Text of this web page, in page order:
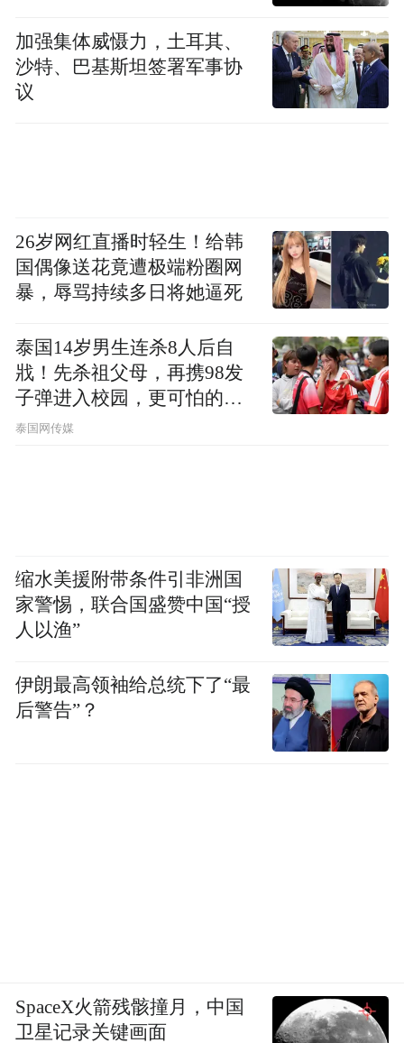
，并尽量准确描述所处位置或利用手机信
号、共享位置功能协助定位 ，保持通讯畅
通，在原地等待救援。
Notice: The content above (including the videos,
pictures and audios if any) is uploaded and posted
by the user of Dafeng Hao, which is a social media
platform and merely provides information storage
加强集体威慑力，土耳其、
沙特、巴基斯坦签署军事协
议
26岁网红直播时轻生！给韩
国偶像送花竟遭极端粉圈网
暴，辱骂持续多日将她逼死
泰国14岁男生连杀8人后自
戕！先杀祖父母，再携98发
子弹进入校园，更可怕的细
节公布了
泰国网传媒
缩水美援附带条件引非洲国
家警惕，联合国盛赞中国“授
人以渔”
伊朗最高领袖给总统下了“最
后警告”？
SpaceX火箭残骸撞月，中国
卫星记录关键画面